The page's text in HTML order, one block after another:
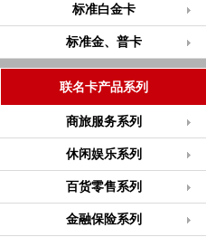
标准白金卡
标准金、普卡
联名卡产品系列
商旅服务系列
休闲娱乐系列
百货零售系列
金融保险系列